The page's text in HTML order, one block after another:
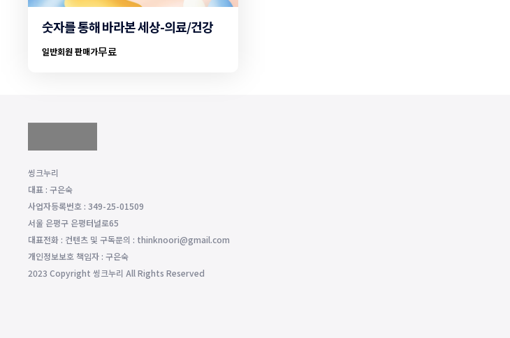
숫자를 통해 바라본 세상-의료/건강
일반회원 판매가무료
씽크누리
대표 : 구은숙
사업자등록번호 : 349-25-01509
서울 은평구 은평터널로65
대표전화 : 컨텐츠 및 구독문의 : thinknoori@gmail.com
개인정보보호 책임자 : 구은숙
2023 Copyright 씽크누리 All Rights Reserved